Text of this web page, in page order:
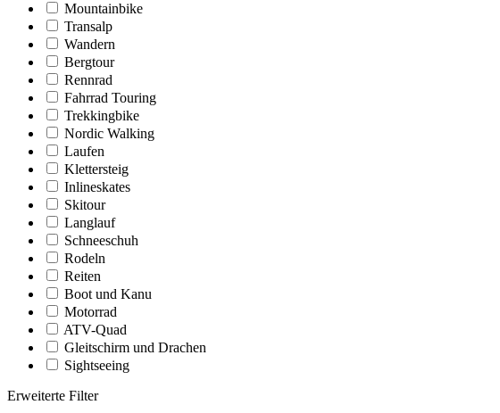
Mountainbike
Transalp
Wandern
Bergtour
Rennrad
Fahrrad Touring
Trekkingbike
Nordic Walking
Laufen
Klettersteig
Inlineskates
Skitour
Langlauf
Schneeschuh
Rodeln
Reiten
Boot und Kanu
Motorrad
ATV-Quad
Gleitschirm und Drachen
Sightseeing
Erweiterte Filter